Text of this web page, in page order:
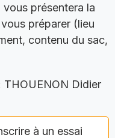
vous présentera la
préparer (lieu
contenu du sac,
THOUENON Didier
à un essai